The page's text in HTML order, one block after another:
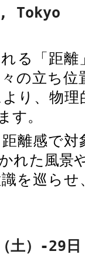
Tokyo
る「距
の立ち
り、物
す。
離感で
れた風景
を巡ら
土） -29